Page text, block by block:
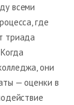
всеми
где
триада
они
— оценки в